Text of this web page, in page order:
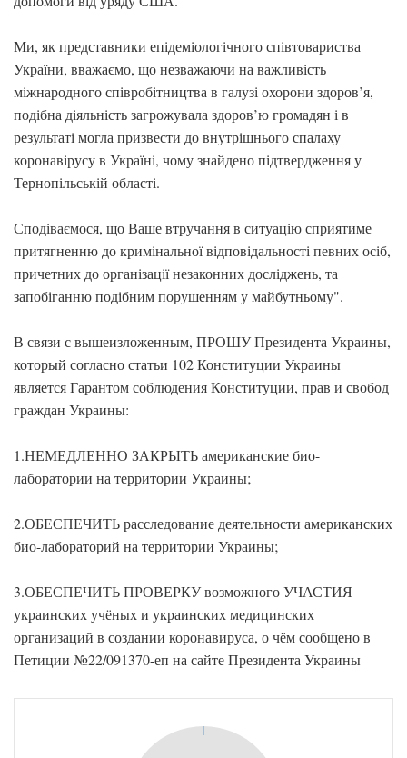
Ми, як представники епідеміологічного співтовариства
України, вважаємо, що незважаючи на важливість
міжнародного співробітництва в галузі охорони здоров’я,
подібна діяльність загрожувала здоров’ю громадян і в
результаті могла призвести до внутрішнього спалаху
коронавірусу в Україні, чому знайдено підтвердження у
Тернопільській області.
Сподіваємося, що Ваше втручання в ситуацію сприятиме
притягненню до кримінальної відповідальності певних осіб,
причетних до організації незаконних досліджень, та
запобіганню подібним порушенням у майбутньому".
В связи с вышеизложенным, ПРОШУ Президента Украины,
который согласно статьи 102 Конституции Украины
является Гарантом соблюдения Конституции, прав и свобод
граждан Украины:
1.НЕМЕДЛЕННО ЗАКРЫТЬ американские био-
лаборатории на территории Украины;
2.ОБЕСПЕЧИТЬ расследование деятельности американских
био-лабораторий на территории Украины;
3.ОБЕСПЕЧИТЬ ПРОВЕРКУ возможного УЧАСТИЯ
украинских учёных и украинских медицинских
организаций в создании коронавируса, о чём сообщено в
Петиции №22/091370-еп на сайте Президента Украины